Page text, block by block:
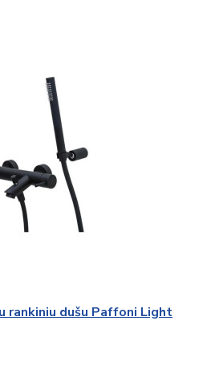
rankiniu dušu Paffoni Light